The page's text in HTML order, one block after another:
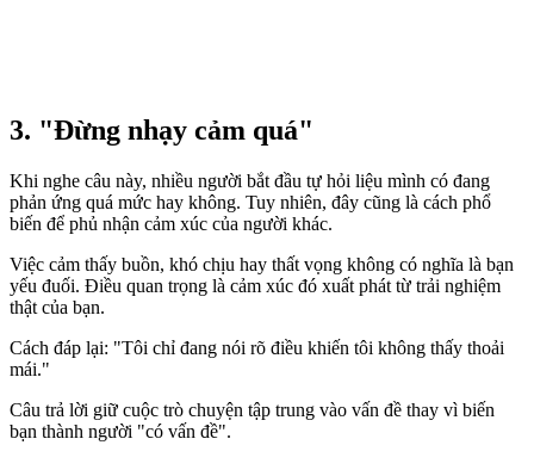
3. "Đừng nhạ‌y cả‌m quá"
Khi nghe câu này, nhiều người bắt đầu tự hỏi liệu mình có đang
phản ứng quá mức hay không. Tuy nhiên, đây cũng là cách phổ
biến để phủ nhận cảm xúc của người khác.
Việc cảm thấy buồn, khó chịu hay thất vọng không có nghĩa là bạn
yếu đuối. Điều quan trọng là cảm xúc đó xuất phát từ trải nghiệm
thật của bạn.
Cách đáp lại: "Tôi chỉ đang nói rõ điều khiến tôi không thấy thoải
mái."
Câu trả lời giữ cuộc trò chuyện tập trung vào vấn đề thay vì biến
bạn thành người "có vấn đề".